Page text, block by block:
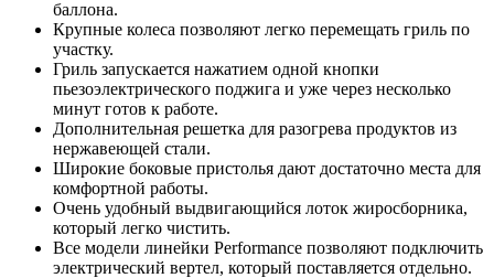
баллона.
Крупные колеса позволяют легко перемещать гриль по
участку.
Гриль запускается нажатием одной кнопки
пьезоэлектрического поджига и уже через несколько
минут готов к работе.
Дополнительная решетка для разогрева продуктов из
нержавеющей стали.
Широкие боковые пристолья дают достаточно места для
комфортной работы.
Очень удобный выдвигающийся лоток жиросборника,
который легко чистить.
Все модели линейки Performance позволяют подключить
электрический вертел, который поставляется отдельно.